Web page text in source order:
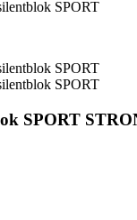
SPORT